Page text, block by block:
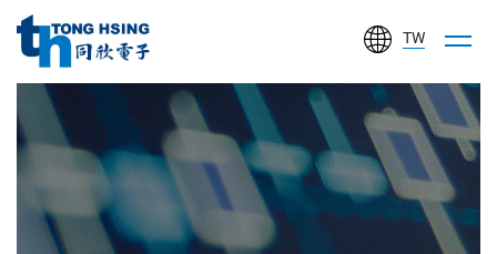
同
欣
電
子
工
TW
投